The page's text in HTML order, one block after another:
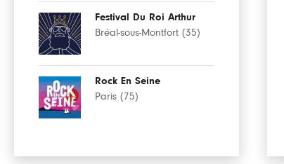
Festival Du Roi Arthur
Bréal-sous-Montfort (35)
Rock En Seine
Paris (75)